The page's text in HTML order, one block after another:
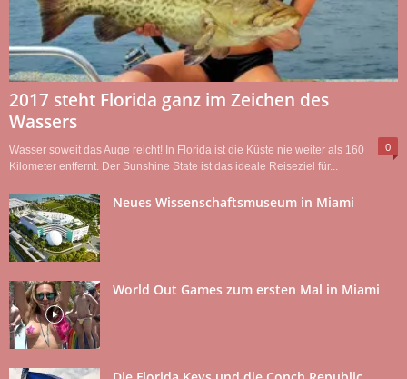
2017 steht Florida ganz im Zeichen des
Wassers
0
Wasser soweit das Auge reicht! In Florida ist die Küste nie weiter als 160
Kilometer entfernt. Der Sunshine State ist das ideale Reiseziel für...
Neues Wissenschaftsmuseum in Miami
World Out Games zum ersten Mal in Miami